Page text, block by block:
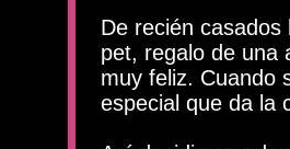
De recién
pet, regalo de una
muy feliz. Cuando
especial que da la